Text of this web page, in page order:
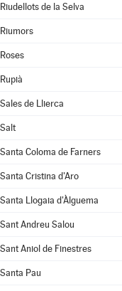
Riudellots de la Selva
Riumors
Roses
Rupià
Sales de Llierca
Salt
Santa Coloma de Farners
Santa Cristina d'Aro
Santa Llogaia d'Àlguema
Sant Andreu Salou
Sant Aniol de Finestres
Santa Pau